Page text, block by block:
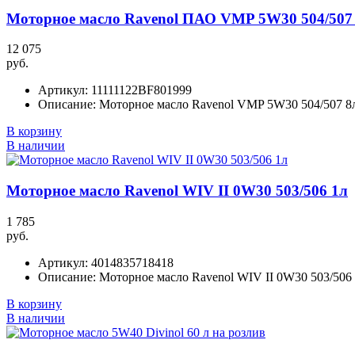
Моторное масло Ravenol ПАО VMP 5W30 504/
12 075
руб.
Артикул: 11111122BF801999
Описание: Моторное масло Ravenol VMP 5W30 504/507
В корзину
В наличии
Моторное масло Ravenol WIV II 0W30 503/506 1л
1 785
руб.
Артикул: 4014835718418
Описание: Моторное масло Ravenol WIV II 0W30 503/506
В корзину
В наличии